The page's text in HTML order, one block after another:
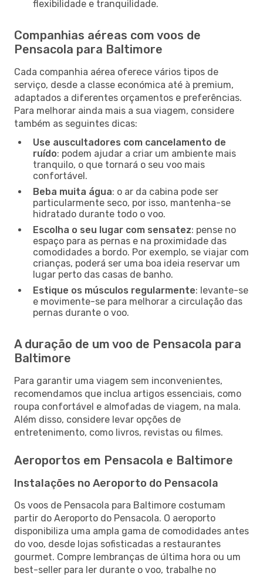
flexibilidade e tranquilidade.
Companhias aéreas com voos de
Pensacola para Baltimore
Cada companhia aérea oferece vários tipos de
serviço, desde a classe económica até à premium,
adaptados a diferentes orçamentos e preferências.
Para melhorar ainda mais a sua viagem, considere
também as seguintes dicas:
Use auscultadores com cancelamento de
ruído: podem ajudar a criar um ambiente mais
tranquilo, o que tornará o seu voo mais
confortável.
Beba muita água: o ar da cabina pode ser
particularmente seco, por isso, mantenha-se
hidratado durante todo o voo.
Escolha o seu lugar com sensatez: pense no
espaço para as pernas e na proximidade das
comodidades a bordo. Por exemplo, se viajar com
crianças, poderá ser uma boa ideia reservar um
lugar perto das casas de banho.
Estique os músculos regularmente: levante-se
e movimente-se para melhorar a circulação das
pernas durante o voo.
A duração de um voo de Pensacola para
Baltimore
Para garantir uma viagem sem inconvenientes,
recomendamos que inclua artigos essenciais, como
roupa confortável e almofadas de viagem, na mala.
Além disso, considere levar opções de
entretenimento, como livros, revistas ou filmes.
Aeroportos em Pensacola e Baltimore
Instalações no Aeroporto do Pensacola
Os voos de Pensacola para Baltimore costumam
partir do Aeroporto do Pensacola. O aeroporto
disponibiliza uma ampla gama de comodidades antes
do voo, desde lojas sofisticadas a restaurantes
gourmet. Compre lembranças de última hora ou um
best-seller para ler durante o voo, trabalhe no